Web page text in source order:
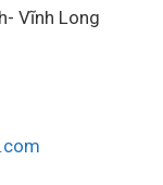
Vĩnh Long